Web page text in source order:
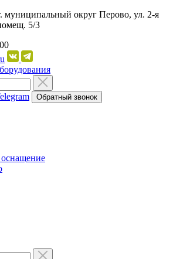
муниципальный округ Перово, ул. 2-я
5/3
Обратный звонок